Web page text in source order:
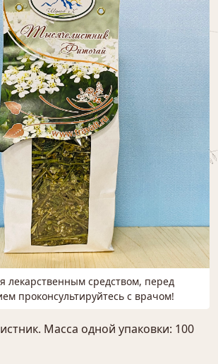
лекарственным средством, перед
проконсультируйтесь с врачом!
Масса одной упаковки: 100